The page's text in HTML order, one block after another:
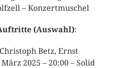
– Konzertmuschel
(Auswahl):
Betz, Ernst
2025 – 20:00 – Solid